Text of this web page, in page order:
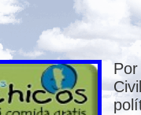
em
ao corpo,